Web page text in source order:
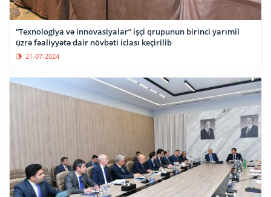
“Texnologiya və innovasiyalar” işçi qrupunun birinci yarımil
üzrə fəaliyyətə dair növbəti iclası keçirilib
21-07-2024